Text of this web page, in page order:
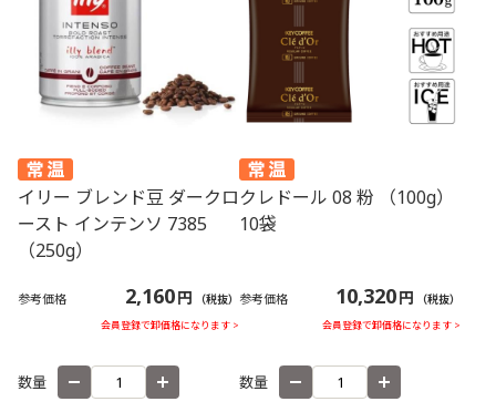
イリー ブレンド豆 ダークロ
ースト インテンソ 7385
（250g）
参考価格 2,160円 （税抜）
会員登録で卸価格になります >
数量
クレドール 08 粉 （100g）
10袋
参考価格 10,320円 （税抜）
会員登録で卸価格になります >
数量